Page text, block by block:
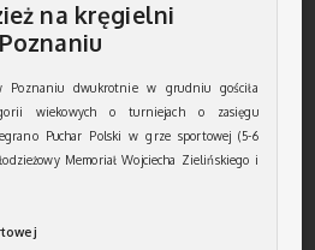
na kręgielni
Poznaniu dwukrotnie w grudniu gościła
wiekowych o turniejach o zasięgu
Puchar Polski w grze sportowej (5-6
Memoriał Wojciecha Zielińskiego i